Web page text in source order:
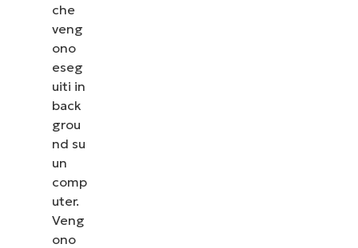
che
veng
ono
eseg
uiti in
back
grou
nd su
un
comp
uter.
Veng
ono